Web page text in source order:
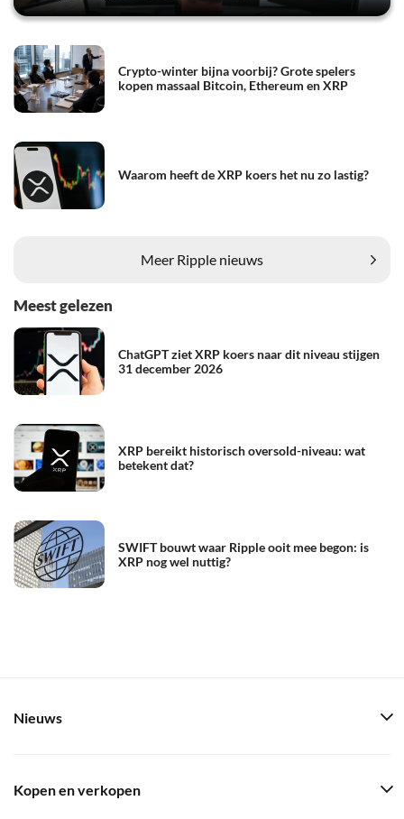
Crypto-winter bijna voorbij? Grote spelers
kopen massaal Bitcoin, Ethereum en XRP
Waarom heeft de XRP koers het nu zo lastig?
Meer Ripple nieuws
Meest gelezen
ChatGPT ziet XRP koers naar dit niveau stijgen
31 december 2026
XRP bereikt historisch oversold-niveau: wat
betekent dat?
SWIFT bouwt waar Ripple ooit mee begon: is
XRP nog wel nuttig?
Nieuws
Kopen en verkopen